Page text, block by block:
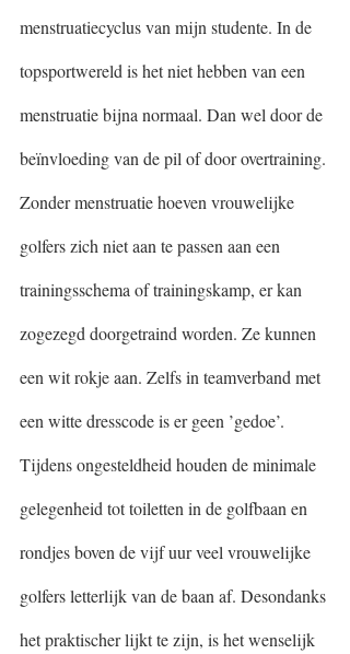
menstruatiecyclus van mijn studente. In de
topsportwereld is het niet hebben van een
menstruatie bijna normaal. Dan wel door de
beïnvloeding van de pil of door overtraining.
Zonder menstruatie hoeven vrouwelijke
golfers zich niet aan te passen aan een
trainingsschema of trainingskamp, er kan
zogezegd doorgetraind worden. Ze kunnen
een wit rokje aan. Zelfs in teamverband met
een witte dresscode is er geen ’gedoe’.
Tijdens ongesteldheid houden de minimale
gelegenheid tot toiletten in de golfbaan en
rondjes boven de vijf uur veel vrouwelijke
golfers letterlijk van de baan af. Desondanks
het praktischer lijkt te zijn, is het wenselijk